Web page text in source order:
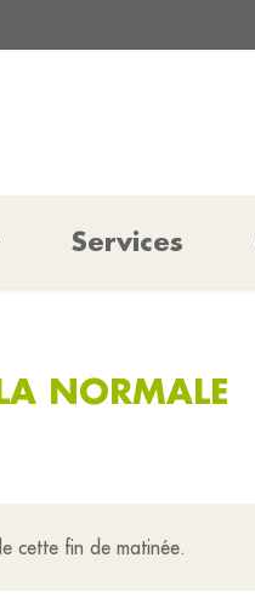
Services
NORMALE
cette fin de matinée.